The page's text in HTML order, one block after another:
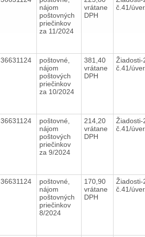
nájom
poštovných
priečinkov
za 11/2024
vrátane
DPH
č.41/
36631124
poštovné,
nájom
poštových
priečinkov
za 10/2024
381,40
vrátane
DPH
Žiadosti-
č.41/
36631124
poštovné,
nájom
poštových
priečinkov
za 9/2024
214,20
vrátane
DPH
Žiadosti-
č.41/
36631124
poštovné,
nájom
poštovných
priečinkov
8/2024
170,90
vrátane
DPH
Žiadosti-
č.41/